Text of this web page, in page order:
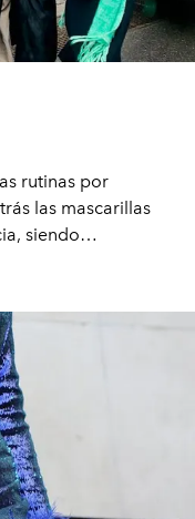
rutinas por
las mascarillas
siendo